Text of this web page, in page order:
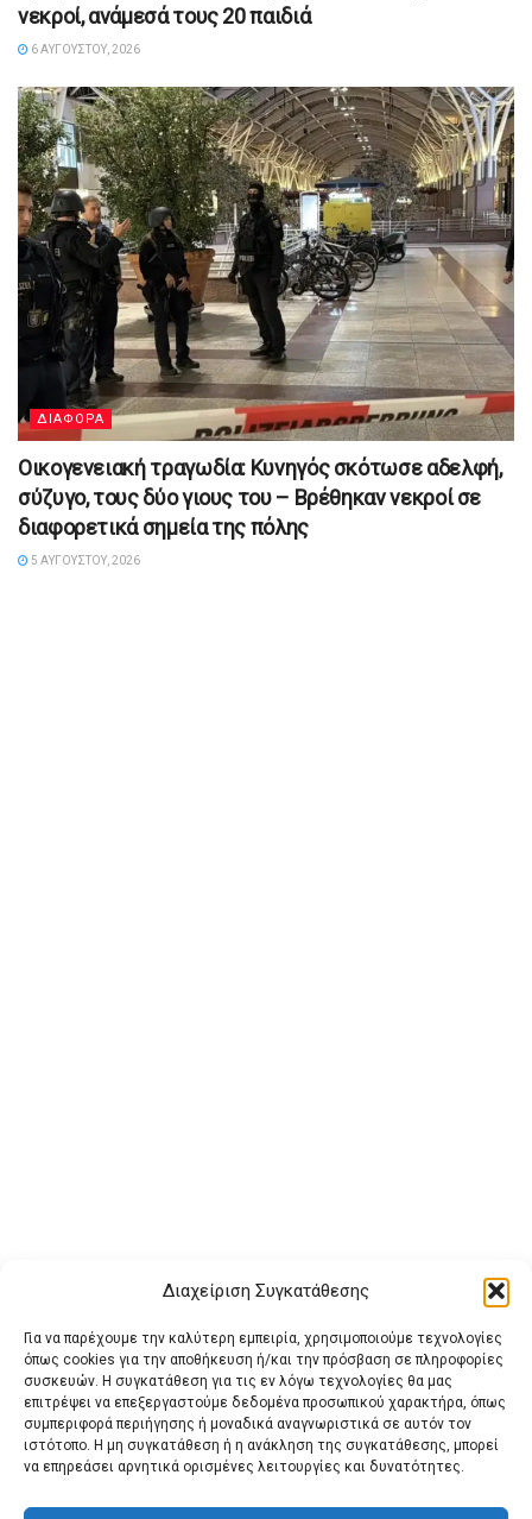
Διαχείριση Συγκατάθεσης
Για να παρέχουμε την καλύτερη εμπειρία, χρησιμοποιούμε τεχνολογίες
όπως cookies για την αποθήκευση ή/και την πρόσβαση σε πληροφορίες
συσκευών. Η συγκατάθεση για τις εν λόγω τεχνολογίες θα μας
επιτρέψει να επεξεργαστούμε δεδομένα προσωπικού χαρακτήρα, όπως
συμπεριφορά περιήγησης ή μοναδικά αναγνωριστικά σε αυτόν τον
ιστότοπο. Η μη συγκατάθεση ή η ανάκληση της συγκατάθεσης, μπορεί
να επηρεάσει αρνητικά ορισμένες λειτουργίες και δυνατότητες.
νεκροί, ανάμεσά τους 20 παιδιά
6 ΑΥΓΟΎΣΤΟΥ, 2026
ΔΙΑΦΟΡΑ
Οικογενειακή τραγωδία: Κυνηγός σκότωσε αδελφή,
σύζυγο, τους δύο γιους του – Βρέθηκαν νεκροί σε
διαφορετικά σημεία της πόλης
5 ΑΥΓΟΎΣΤΟΥ, 2026
Buy Adspace ΑΡΧΙΚΗ ΕΠΙΚΟΙΝΩΝΙΑ
ΟΡΟΙ ΧΡΗΣΗΣ